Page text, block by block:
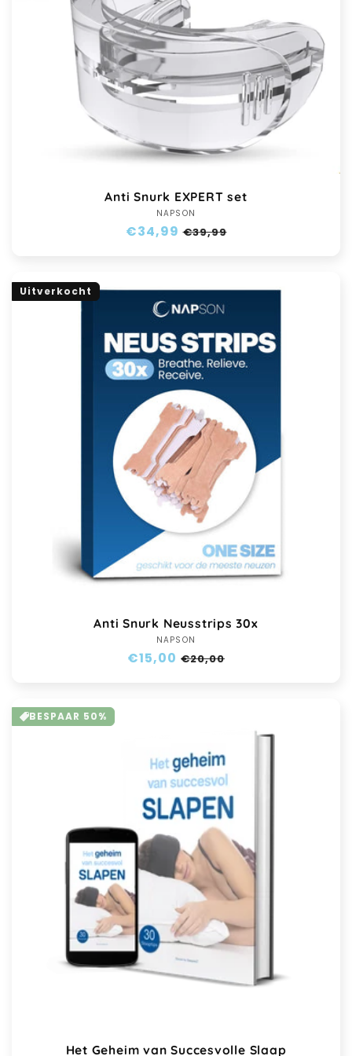
:
Anti Snurk EXPERT set
Verkoper:
NAPSON
Normale
€34,99 Aanbiedingsprijs
€39,99
Uitverkocht
Anti Snurk Neusstrips 30x
Verkoper:
NAPSON
Normale
€15,00 Aanbiedingsprijs
€20,00
BESPAAR 50%
Het Geheim van Succesvolle Slaap